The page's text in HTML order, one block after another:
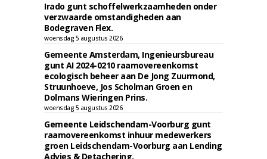
Irado gunt schoffelwerkzaamheden onder
verzwaarde omstandigheden aan
Bodegraven Flex.
woensdag 5 augustus 2026
Gemeente Amsterdam, Ingenieursbureau
gunt AI 2024-0210 raamovereenkomst
ecologisch beheer aan De Jong Zuurmond,
Struunhoeve, Jos Scholman Groen en
Dolmans Wieringen Prins.
woensdag 5 augustus 2026
Gemeente Leidschendam-Voorburg gunt
raamovereenkomst inhuur medewerkers
groen Leidschendam-Voorburg aan Lending
Advies & Detachering.